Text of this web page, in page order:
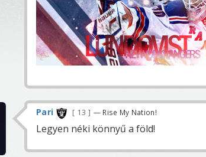
Pari 13 — Rise My Nation!
Legyen néki könnyű a föld!